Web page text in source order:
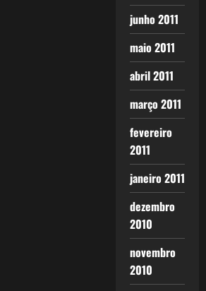
junho 2011
maio 2011
abril 2011
março 2011
fevereiro
2011
janeiro 2011
dezembro
2010
novembro
2010